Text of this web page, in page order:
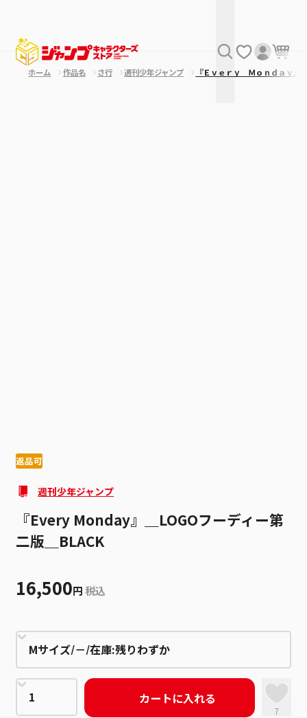
ホーム 作品名 さ行 週刊少年ジャンプ 『Ｅｖｅｒｙ Ｍｏｎｄａｙ』
返品可
週刊少年ジャンプ
『Every Monday』＿LOGOフーディー第
二版＿BLACK
16,500円 税込
カートに入れる
7